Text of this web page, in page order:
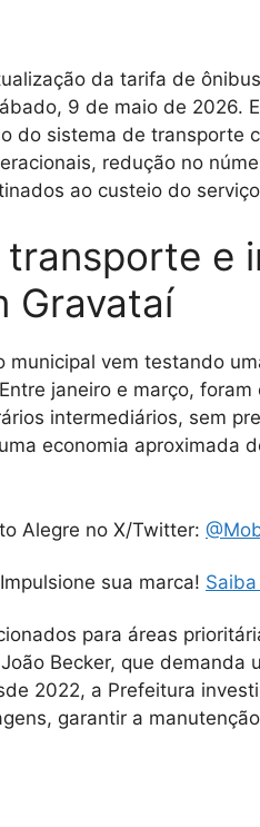
da tarifa de
9 de maio de 2026.
do sistema de transporte
redução no
ao custeio do
e
Gravataí
municipal vem testando
janeiro e março, foram
intermediários, sem
economia aproximada
Alegre no X/Twitter:
sua marca!
para áreas
Becker, que demanda
2022, a Prefeitura
garantir a